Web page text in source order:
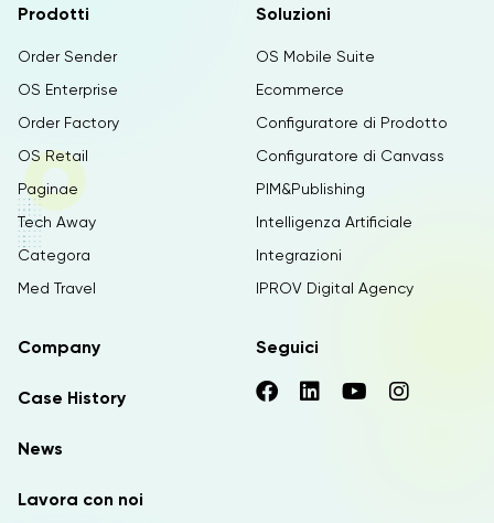
Prodotti
Order Sender
OS Enterprise
Order Factory
OS Retail
Paginae
Tech Away
Categora
Med Travel
Soluzioni
OS Mobile Suite
Ecommerce
Configuratore di Prodotto
Configuratore di Canvass
PIM&Publishing
Intelligenza Artificiale
Integrazioni
IPROV Digital Agency
Company
Case History
News
Lavora con noi
Seguici